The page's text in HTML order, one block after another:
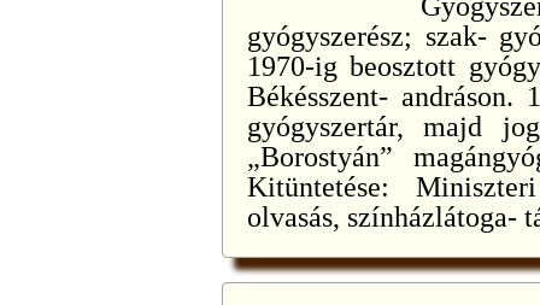
gyógyszerész; szak-
1970-ig beosztott
Békésszent- andráson.
gyógyszertár, majd
„Borostyán”
Kitüntetése:
olvasás, színházlátoga-